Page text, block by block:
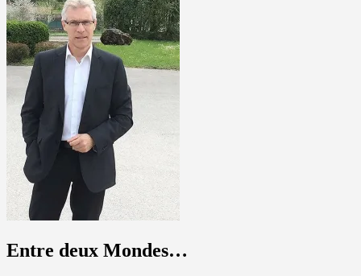
Entre deux Mondes…